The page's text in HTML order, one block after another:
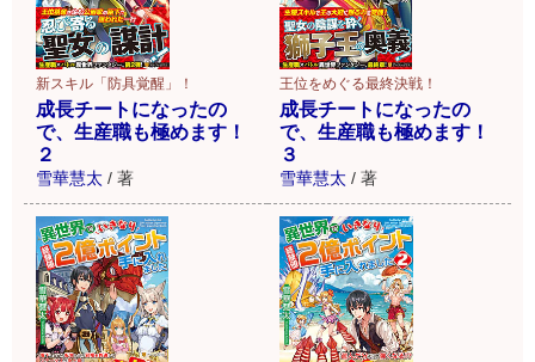
新スキル「防具覚醒」！
成長チートになったの
で、生産職も極めます！
２
雪華慧太 / 著
王位をめぐる最終決戦！
成長チートになったの
で、生産職も極めます！
３
雪華慧太 / 著